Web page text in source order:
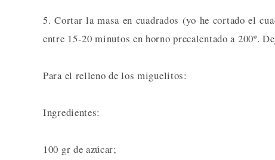
5. Cortar la masa en cuadrados (yo he cortado el
entre 15-20 minutos en horno precalentado a 200º.
Para el relleno de los miguelitos:
Ingredientes:
100 gr de azúcar;